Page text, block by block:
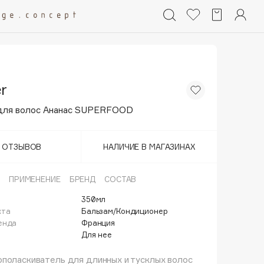
волос Ананас SUPERFOOD
ОТЗЫВОВ НАЛИЧИЕ В МАГАЗИНАХ
ПРИМЕНЕНИЕ БРЕНД СОСТАВ
350мл
Бальзам/Кондиционер
Франция
Для нее
для длинных и тусклых волос